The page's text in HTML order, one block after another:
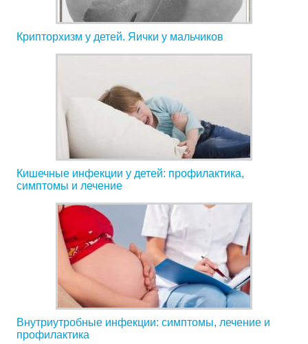
Крипторхизм у детей. Яички у мальчиков
Кишечные инфекции у детей: профилактика,
симптомы и лечение
Внутриутробные инфекции: симптомы, лечение и
профилактика